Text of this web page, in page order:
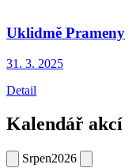
Uklidmě Prameny
31. 3. 2025
Detail
Kalendář akcí
Srpen2026